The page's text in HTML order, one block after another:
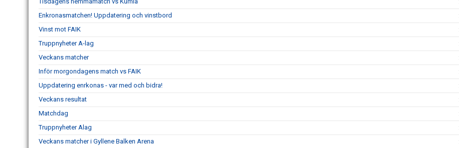
Enkronasmatchen! Uppdatering och vinstbord
Vinst mot FAIK
Truppnyheter A-lag
Veckans matcher
Inför morgondagens match vs FAIK
Uppdatering enrkonas - var med och bidra!
Veckans resultat
Matchdag
Truppnyheter Alag
Veckans matcher i Gyllene Balken Arena